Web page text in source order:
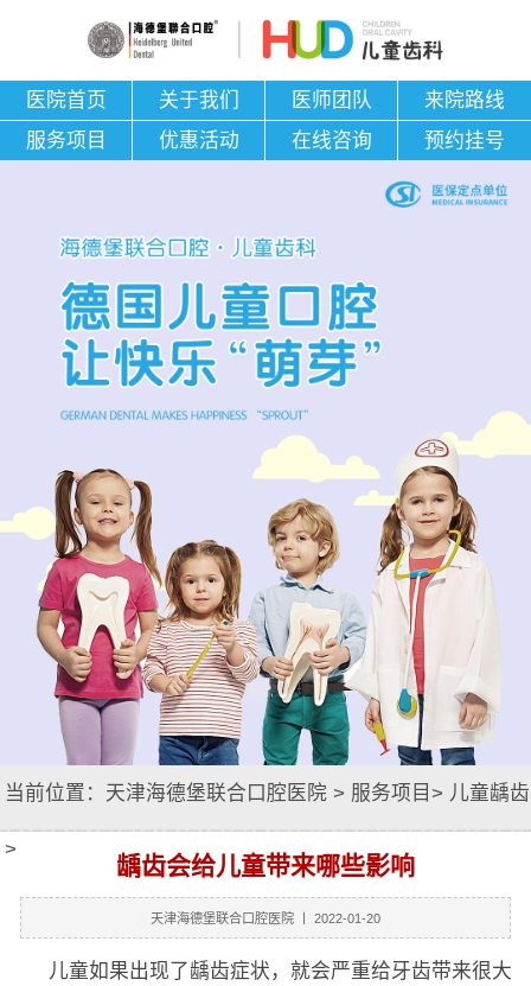
医院首页 关于我们 医师团队
来院路线
服务项目
优惠活动 在线咨询 预约挂号
当前位置： 天津海德堡联合口腔医院 > 服务项目> 儿童龋齿
>
龋齿会给儿童带来哪些影响
天津海德堡联合口腔医院丨 2022-01-20
儿童如果出现了龋齿症状，就会严重给牙齿带来很大